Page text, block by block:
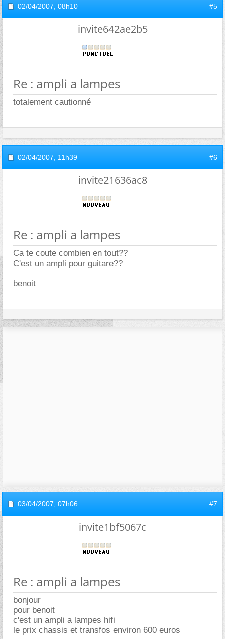
02/04/2007, 08h10 #5
invite642ae2b5
Re : ampli a lampes
totalement cautionné
02/04/2007, 11h39 #6
invite21636ac8
Re : ampli a lampes
Ca te coute combien en tout??
C'est un ampli pour guitare??
benoit
03/04/2007, 07h06 #7
invite1bf5067c
Re : ampli a lampes
bonjour
pour benoit
c'est un ampli a lampes hifi
le prix chassis et transfos environ 600 euros